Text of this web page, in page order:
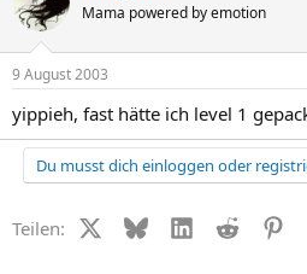
Mama powered by emotion
9 August 2003
yippieh, fast hätte ich level 1
Du musst dich einloggen oder
Teilen: X (Twitter)
BlueskyLinkedIn
Reddit